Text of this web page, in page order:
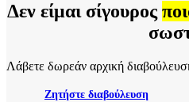
Δεν είμαι σίγουρος
Λάβετε δωρεάν αρχική
Ζητήστε διαβούλευση